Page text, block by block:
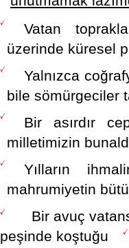
Vatan
üzerinde küresel
Yalnızca
bile sömürgeciler
Bir asırdır
milletimizin
Yılların
mahrumiyetin
Bir avuç
peşinde koştuğu